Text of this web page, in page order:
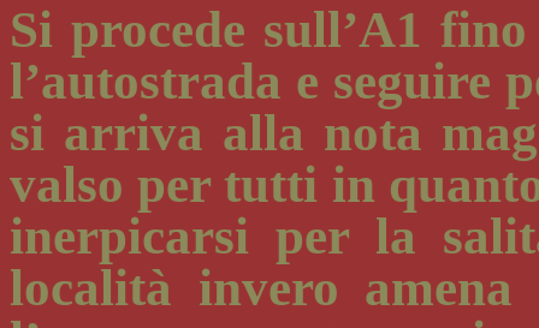
Si procede sull’A1
l’autostrada e seguire
si arriva alla nota
valso per tutti in
inerpicarsi per la
località invero